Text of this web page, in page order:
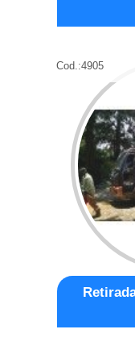
Cod.:4905